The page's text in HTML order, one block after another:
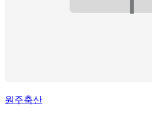
원주축산